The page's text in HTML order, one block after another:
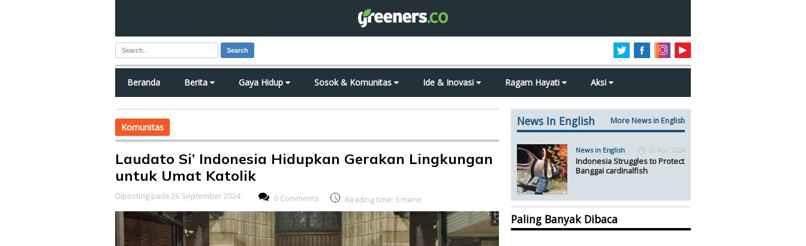
Search
Beranda Berita Gaya Hidup Sosok & Komunitas Ide & Inovasi Ragam Hayati Aksi
Komunitas
Laudato Si’ Indonesia Hidupkan Gerakan Lingkungan
untuk Umat Katolik
Diposting pada 26 September 2024 0 Comments Reading time: 3 menit
News In English More News in English
News in English 21 Apr 2024
Indonesia Struggles to Protect
Banggai cardinalfish
Paling Banyak Dibaca